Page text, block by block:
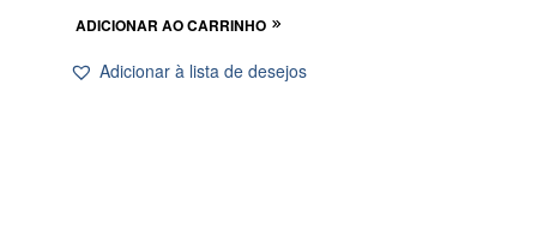
ADICIONAR AO CARRINHO
Adicionar à lista de desejos